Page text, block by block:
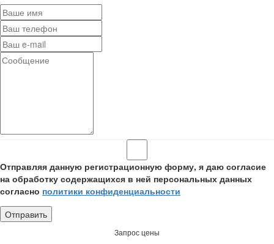
Отправляя данную регистрационную форму, я даю согласие
на обработку содержащихся в ней персональных данных
согласно политики конфиденциальности
Запрос цены